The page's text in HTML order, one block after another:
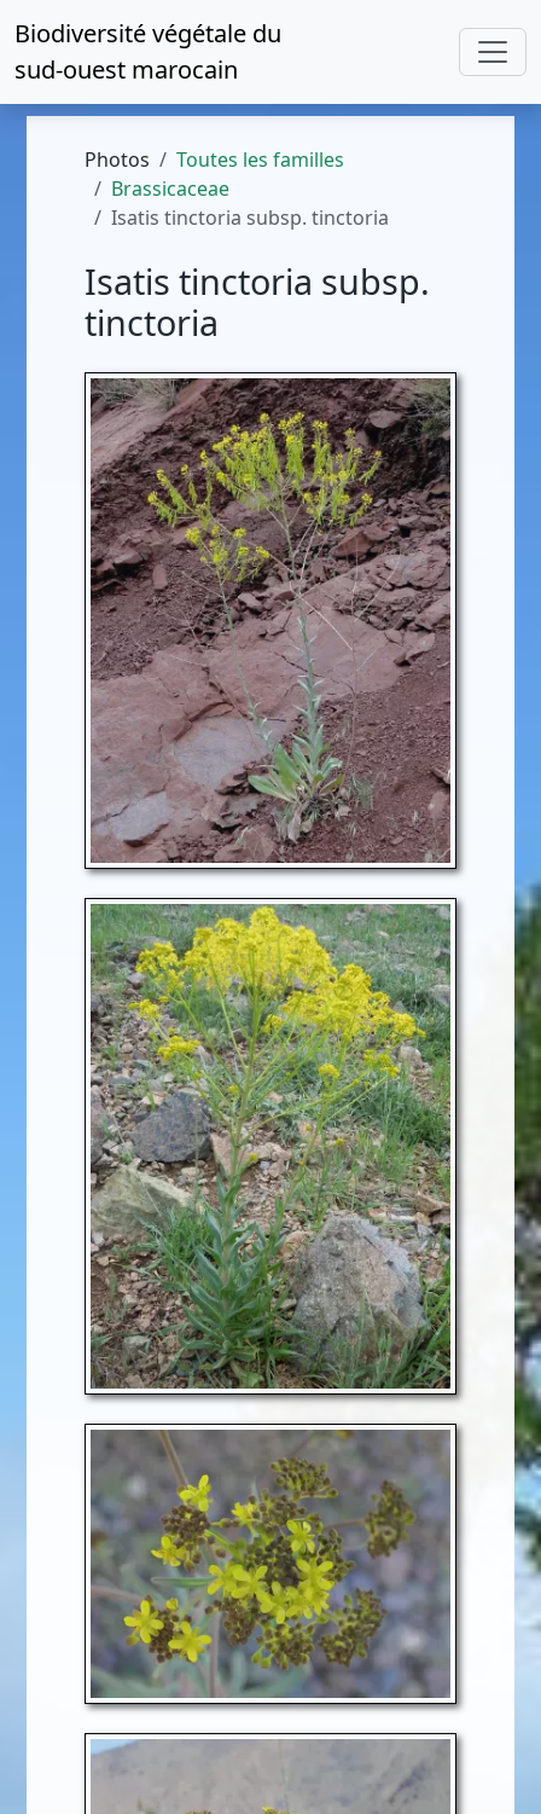
Biodiversité végétale du
sud-ouest marocain
Photos
Toutes les familles
Brassicaceae
Isatis tinctoria subsp. tinctoria
Isatis tinctoria subsp.
tinctoria